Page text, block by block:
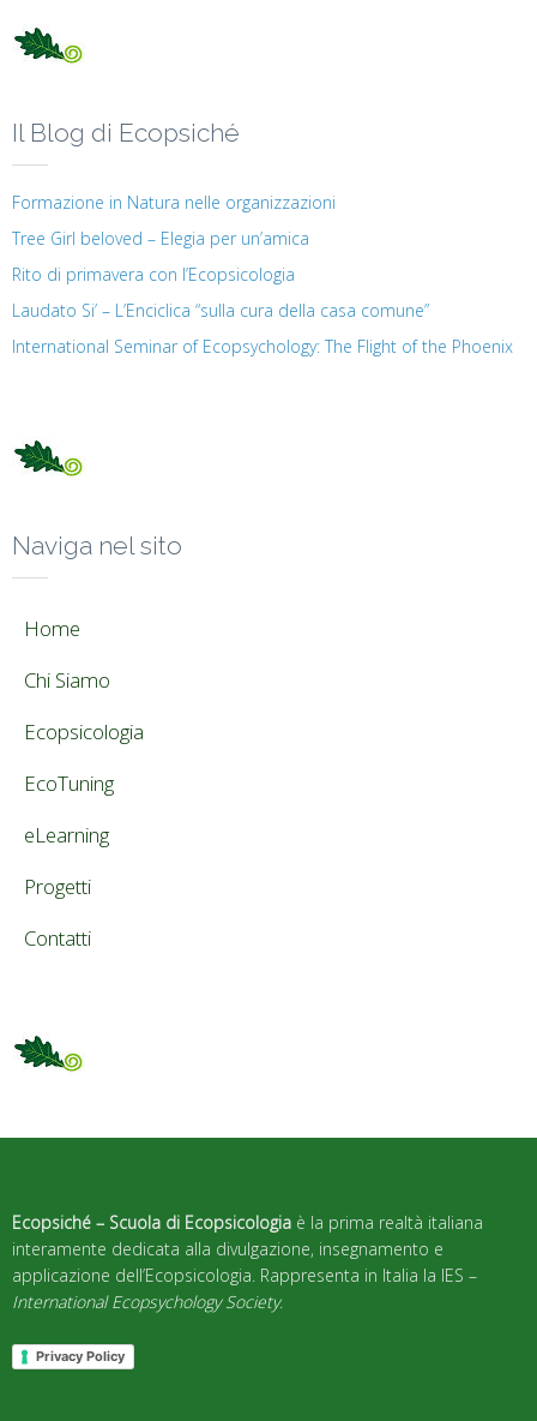
Il Blog di Ecopsiché
Formazione in Natura nelle organizzazioni
Tree Girl beloved – Elegia per un’amica
Rito di primavera con l’Ecopsicologia
Laudato Si’ – L’Enciclica “sulla cura della casa comune”
International Seminar of Ecopsychology: The Flight of the Phoenix
Naviga nel sito
Home
Chi Siamo
Ecopsicologia
EcoTuning
eLearning
Progetti
Contatti
Ecopsiché – Scuola di Ecopsicologia è la prima realtà italiana
interamente dedicata alla divulgazione, insegnamento e
applicazione dell’Ecopsicologia. Rappresenta in Italia la IES –
International Ecopsychology Society.
Privacy Policy